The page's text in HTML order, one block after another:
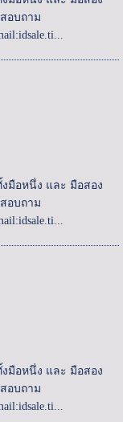
อบถาม
งมือหนึ่ง และ มือสอง
อบถาม
งมือหนึ่ง และ มือสอง
อบถาม